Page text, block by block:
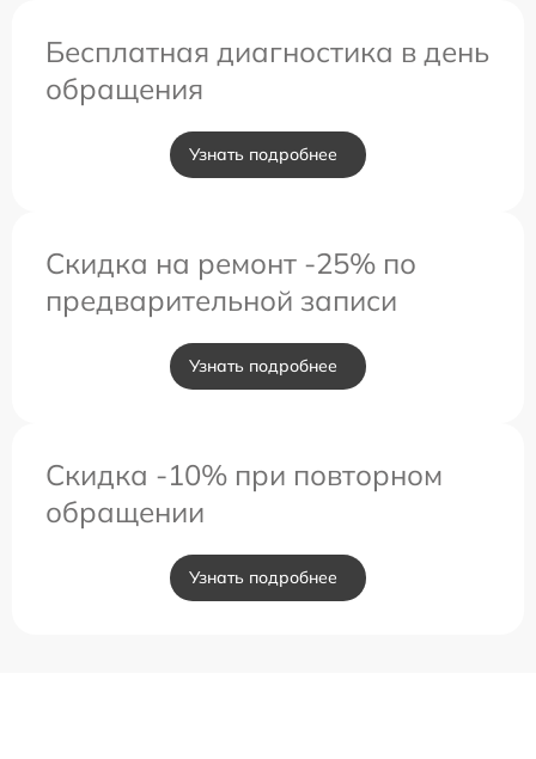
Бесплатная диагностика в день
обращения
Узнать подробнее
Скидка на ремонт -25% по
предварительной записи
Узнать подробнее
Скидка -10% при повторном
обращении
Узнать подробнее